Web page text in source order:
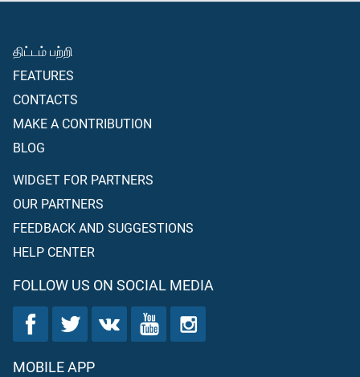
திட்டம் பற்றி
FEATURES
CONTACTS
MAKE A CONTRIBUTION
BLOG
WIDGET FOR PARTNERS
OUR PARTNERS
FEEDBACK AND SUGGESTIONS
HELP CENTER
FOLLOW US ON SOCIAL MEDIA
MOBILE APP